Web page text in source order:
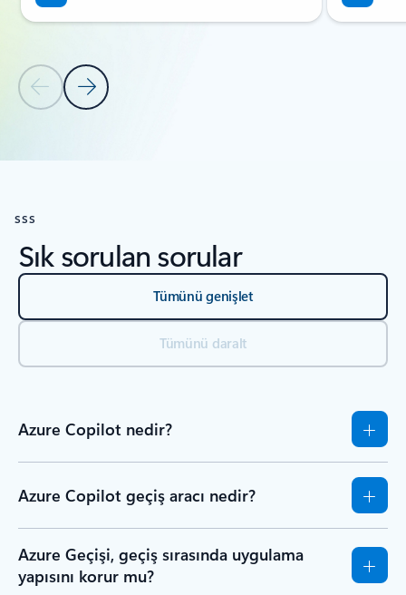
Önceki SlaytSonraki Slayt
KAYNAKLAR - Öğreticiler sekmesi bölümüne dön
SSS
Sık sorulan sorular
Tümünü genişlet
Tümünü daralt
Azure Copilot nedir?
Azure Copilot geçiş aracı nedir?
Azure Geçişi, geçiş sırasında uygulama
yapısını korur mu?